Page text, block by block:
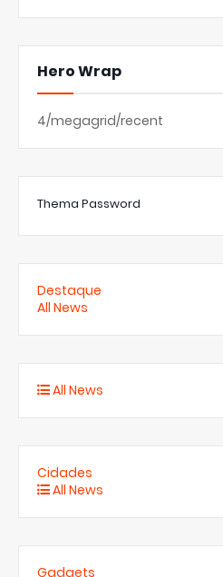
Hero Wrap
4/megagrid/recent
Thema Password
Destaque
All News
All News
Cidades
All News
Gadgets